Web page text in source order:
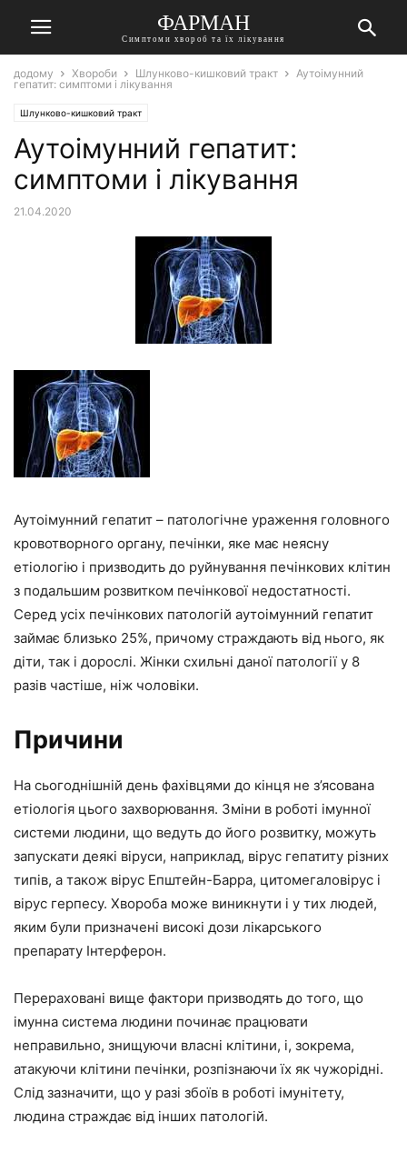
ФАРМАН
Симптоми хвороб та їх лікування
додому Хвороби Шлунково-кишковий тракт
Аутоімунний
гепатит: симптоми і лікування
Шлунково-кишковий тракт
Аутоімунний гепатит:
симптоми і лікування
21.04.2020
Аутоімунний гепатит – патологічне ураження головного
кровотворного органу, печінки, яке має неясну
етіологію і призводить до руйнування печінкових клітин
з подальшим розвитком печінкової недостатності.
Серед усіх печінкових патологій аутоімунний гепатит
займає близько 25%, причому страждають від нього, як
діти, так і дорослі. Жінки схильні даної патології у 8
разів частіше, ніж чоловіки.
Причини
На сьогоднішній день фахівцями до кінця не з’ясована
етіологія цього захворювання. Зміни в роботі імунної
системи людини, що ведуть до його розвитку, можуть
запускати деякі віруси, наприклад, вірус гепатиту різних
типів, а також вірус Епштейн-Барра, цитомегаловірус і
вірус герпесу. Хвороба може виникнути і у тих людей,
яким були призначені високі дози лікарського
препарату Інтерферон.
Перераховані вище фактори призводять до того, що
імунна система людини починає працювати
неправильно, знищуючи власні клітини, і, зокрема,
атакуючи клітини печінки, розпізнаючи їх як чужорідні.
Слід зазначити, що у разі збоїв в роботі імунітету,
людина страждає від інших патологій.